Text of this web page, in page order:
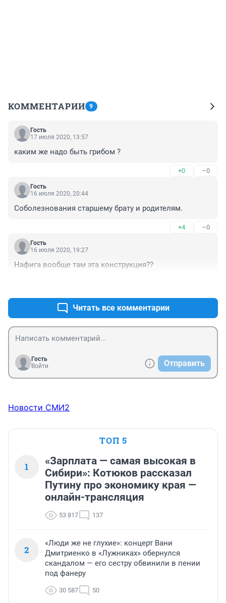
КОММЕНТАРИИ 9
Гость
17 июля 2020, 13:57
каким же надо быть грибом ?
+0 –0
Гость
16 июля 2020, 20:44
Соболезнования старшему брату и родителям.
+4 –0
Гость
16 июля 2020, 19:27
Нафига вообще там эта конструкция??
Читать все комментарии
Гость
Войти
Отправить
Новости СМИ2
ТОП 5
1
«Зарплата — самая высокая в
Сибири»: Котюков рассказал
Путину про экономику края —
онлайн-трансляция
53 817 137
2
«Люди же не глухие»: концерт Вани
Дмитриенко в «Лужниках» обернулся
скандалом — его сестру обвинили в пении
под фанеру
30 587 50